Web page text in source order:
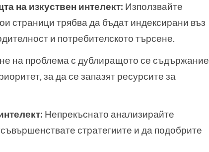
на изкуствен интелект: Използвайте
страници трябва да бъдат индексирани въз
и потребителското търсене.
на проблема с дублиращото се съдържание
за да се запазят ресурсите за
Непрекъснато анализирайте
стратегиите и да подобрите